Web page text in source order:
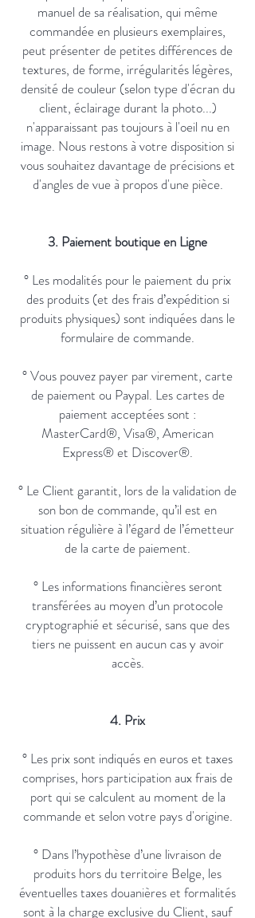
manuel de sa réalisation, qui même
commandée en plusieurs exemplaires,
peut présenter de petites différences de
textures, de forme, irrégularités légères,
densité de couleur (selon type d'écran du
client, éclairage durant la photo...)
n'apparaissant pas toujours à l'oeil nu en
image. Nous restons à votre disposition si
vous souhaitez davantage de précisions et
d'angles de vue à propos d'une pièce.
3. Paiement boutique en Ligne
° Les modalités pour le paiement du prix
des produits (et des frais d’expédition si
produits physiques) sont indiquées dans le
formulaire de commande.
° Vous pouvez payer par virement, carte
de paiement ou Paypal. Les cartes de
paiement acceptées sont :
MasterCard®, Visa®, American
Express® et Discover®.
° Le Client garantit, lors de la validation de
son bon de commande, qu’il est en
situation régulière à l’égard de l’émetteur
de la carte de paiement.
° Les informations financières seront
transférées au moyen d’un protocole
cryptographié et sécurisé, sans que des
tiers ne puissent en aucun cas y avoir
accès.
4. Prix
° Les prix sont indiqués en euros et taxes
comprises, hors participation aux frais de
port qui se calculent au moment de la
commande et selon votre pays d'origine.
° Dans l’hypothèse d’une livraison de
produits hors du territoire Belge, les
éventuelles taxes douanières et formalités
sont à la charge exclusive du Client, sauf